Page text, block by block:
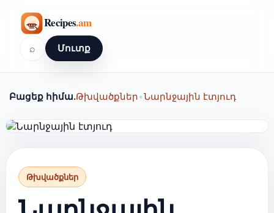
⌕ Մուտք
Բացեք հիմա.Թխվածքներ•Նարնջային էտյուդ
Թխվածքներ